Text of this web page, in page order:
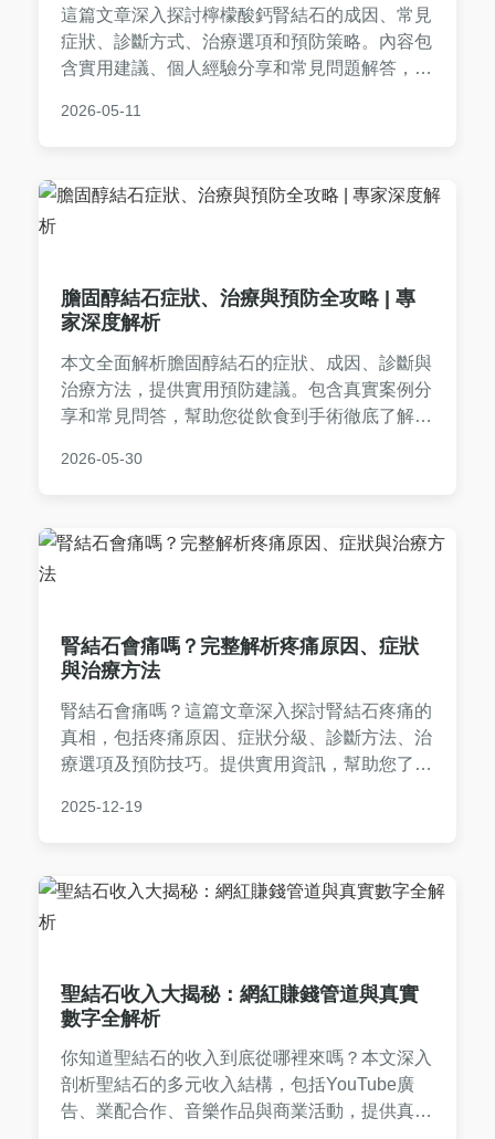
這篇文章深入探討檸檬酸鈣腎結石的成因、常見
症狀、診斷方式、治療選項和預防策略。內容包
含實用建議、個人經驗分享和常見問題解答，幫
常預防到治療選擇，提供詳盡指南。無論你是患
2026-05-11
膽固醇結石症狀、治療與預防全攻略 | 專
家深度解析
本文全面解析膽固醇結石的症狀、成因、診斷與
治療方法，提供實用預防建議。包含真實案例分
享和常見問答，幫助您從飲食到手術徹底了解膽
識，適合有膽囊問題的讀者參考。
2026-05-30
腎結石會痛嗎？完整解析疼痛原因、症狀
與治療方法
腎結石會痛嗎？這篇文章深入探討腎結石疼痛的
真相，包括疼痛原因、症狀分級、診斷方法、治
療選項及預防技巧。提供實用資訊，幫助您了解
2025-12-19
聖結石收入大揭秘：網紅賺錢管道與真實
數字全解析
你知道聖結石的收入到底從哪裡來嗎？本文深入
剖析聖結石的多元收入結構，包括YouTube廣
告、業配合作、音樂作品與商業活動，提供真實